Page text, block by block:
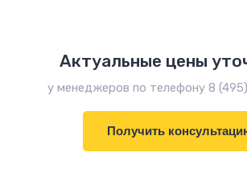
Актуальные цены
у менеджеров по телефону 8
Получить